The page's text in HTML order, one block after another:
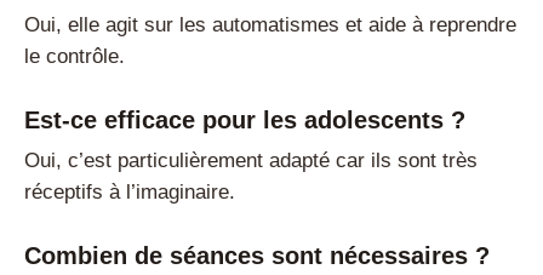
Oui, elle agit sur les automatismes et aide à reprendre
le contrôle.
Est-ce efficace pour les adolescents ?
Oui, c’est particulièrement adapté car ils sont très
réceptifs à l’imaginaire.
Combien de séances sont nécessaires ?